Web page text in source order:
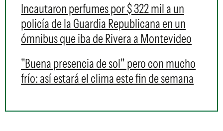
Incautaron perfumes por $ 322 mil a un
policía de la Guardia Republicana en un
ómnibus que iba de Rivera a Montevideo
"Buena presencia de sol" pero con mucho
frío: así estará el clima este fin de semana